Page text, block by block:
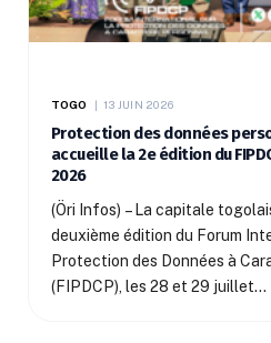
TOGO 13 JUIN 2026
Protection des données
accueille la 2e édition du
2026
(Öri Infos) – La capitale
deuxième édition du Forum
Protection des Données à
(FIPDCP), les 28 et 29 juillet…